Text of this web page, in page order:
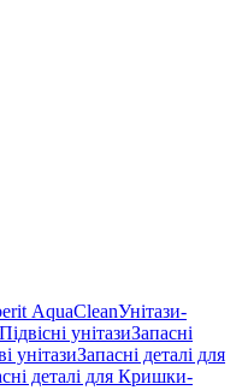
AquaCleanУнітази-
Підвісні унітазиЗапасні
унітазиЗапасні деталі для
деталі для Кришки-